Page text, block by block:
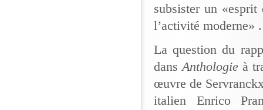
subsister un
l’activité moderne» .
La question du
dansAnthologie à
œuvre de
italien Enrico